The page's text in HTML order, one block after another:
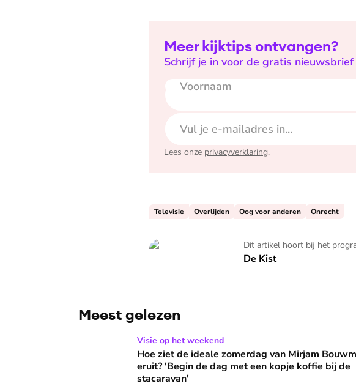
Meer kijktips ontvangen?
Schrijf je in voor de gratis nieuwsbrief
Voornaam
E-mailadres
Lees onze privacyverklaring.
Televisie Overlijden Oog voor anderen Onrecht
Dit artikel hoort bij het
De Kist
De Kist
Meest gelezen
Hoe ziet de ideale zomerdag van Mirjam Bouwman eruit?
Visie op het weekend
Hoe ziet de ideale zomerdag van Mirjam
eruit? 'Begin de dag met een kopje koffie bij de
stacaravan'